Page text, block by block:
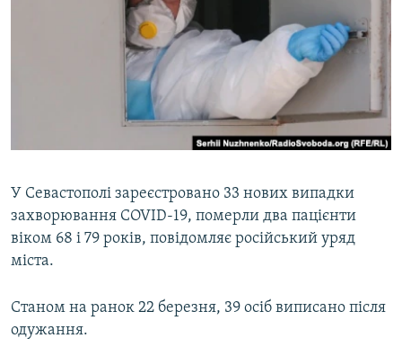
ВІДЕОУРОКИ «ELIFBE»
СВІДЧЕННЯ ОКУПАЦІЇ
ЯК ОБІЙТИ БЛОКУВАННЯ
Усі сайти RFE/RL
У Севастополі зареєстровано 33 нових випадки
захворювання COVID-19, померли два пацієнти
віком 68 і 79 років, повідомляє російський уряд
міста.
Станом на ранок 22 березня, 39 осіб виписано після
одужання.